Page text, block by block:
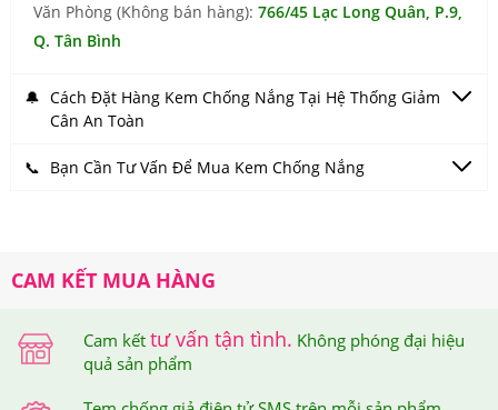
Văn Phòng (Không bán hàng): 766/45 Lạc Long Quân, P.9,
Q. Tân Bình
🔔 Cách Đặt Hàng Kem Chống Nắng Tại Hệ Thống Giảm
Cân An Toàn
📞 Bạn Cần Tư Vấn Để Mua Kem Chống Nắng
CAM KẾT MUA HÀNG
Cam kết tư vấn tận tình. Không phóng đại hiệu
quả sản phẩm